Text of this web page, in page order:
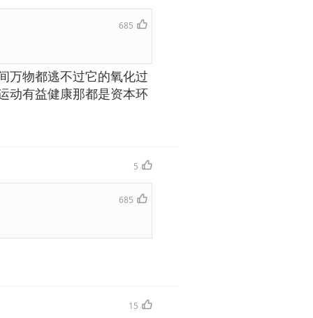
685
万物都逃不过它的氧化过
动有益健康那都是资本环
5
685
15